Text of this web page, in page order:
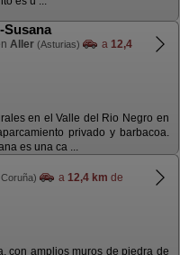
Susana
Aller (Asturias) a 12,4
en el Valle del Rio Negro en
privado y barbacoa.
es una ca ...
a 12,4 km de
con amplios muros de piedra de